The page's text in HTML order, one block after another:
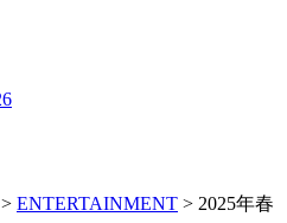
> ENTERTAINMENT > 2025年春